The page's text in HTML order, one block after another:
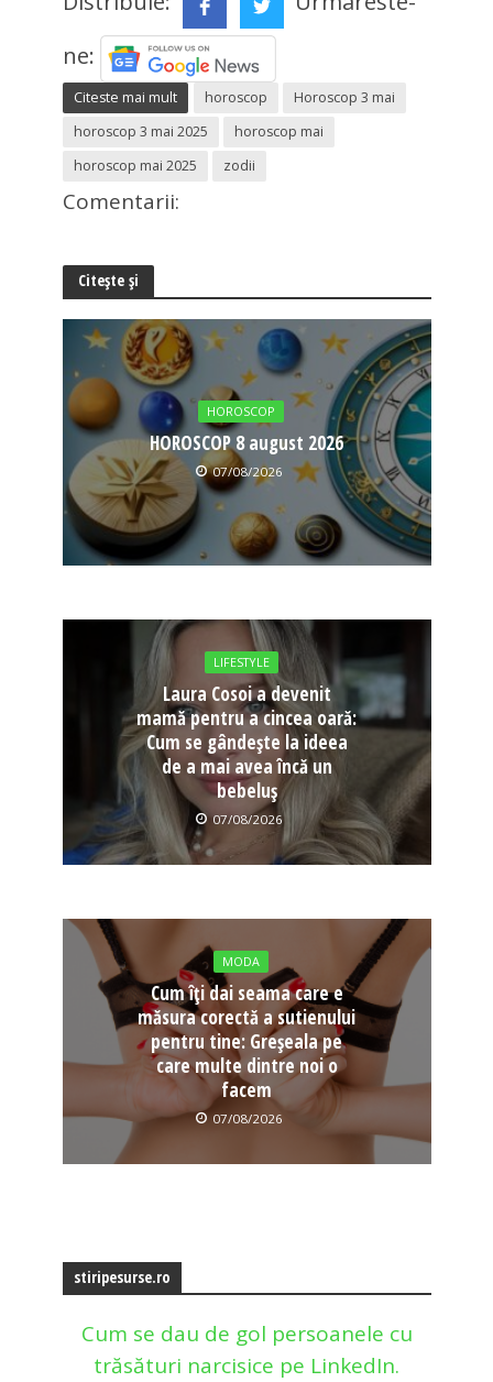
ne:
Citeste mai mult horoscop
Horoscop 3 mai
horoscop 3 mai 2025
horoscop mai
horoscop mai 2025
zodii
Comentarii:
Citește și
HOROSCOP
HOROSCOP 8 august 2026
07/08/2026
LIFESTYLE
Laura Cosoi a devenit
mamă pentru a cincea oară:
Cum se gândește la ideea
de a mai avea încă un
bebeluș
07/08/2026
MODA
Cum îți dai seama care e
măsura corectă a sutienului
pentru tine: Greșeala pe
care multe dintre noi o
facem
07/08/2026
stiripesurse.ro
Cum se dau de gol persoanele cu
trăsături narcisice pe LinkedIn.